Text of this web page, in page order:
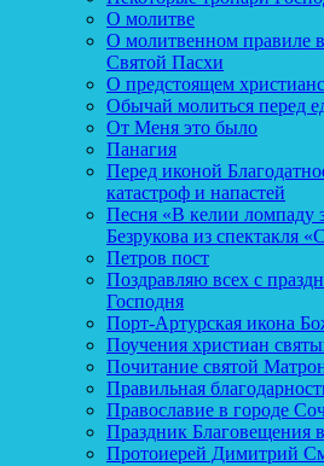
О молитве
О молитвенном правиле
Святой Пасхи
О предстоящем
Обычай молиться перед
От Меня это было
Панагия
Перед иконой
катастроф и напастей
Песня «В келии ломпаду
Безрукова из спектакля
Петров пост
Поздравляю всех с
Господня
Порт-Артурская икона
Поучения христиан
Почитание святой
Правильная
Православие в городе
Праздник Благовещения
Протоиерей Димитрий